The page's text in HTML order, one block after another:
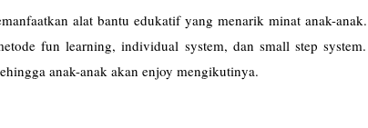
alat bantu edukatif yang menarik minat anak-anak.
fun learning, individual system, dan small step system.
anak-anak akan enjoy mengikutinya.